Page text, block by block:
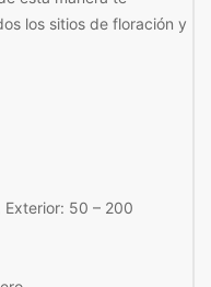
los sitios de floración y
50 – 200